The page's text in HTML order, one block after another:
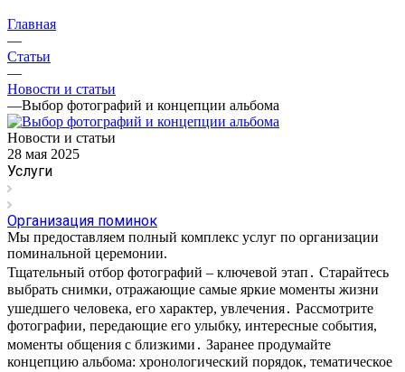
Главная
—
Статьи
—
Новости и статьи
—Выбор фотографий и концепции альбома
Новости и статьи
28 мая 2025
Услуги
Организация поминок
Мы предоставляем полный комплекс услуг по организации
поминальной церемонии.
Тщательный отбор фотографий – ключевой этап․ Старайтесь
выбрать снимки, отражающие самые яркие моменты жизни
ушедшего человека, его характер, увлечения․ Рассмотрите
фотографии, передающие его улыбку, интересные события,
моменты общения с близкими․ Заранее продумайте
концепцию альбома: хронологический порядок, тематическое